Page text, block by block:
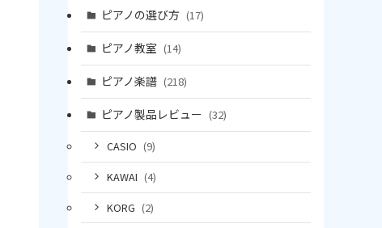
ピアノの選び方 (17)
ピアノ教室 (14)
ピアノ楽譜 (218)
ピアノ製品レビュー (32)
CASIO (9)
KAWAI (4)
KORG (2)